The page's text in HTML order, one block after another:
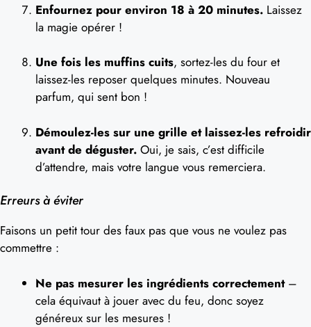
Enfournez pour environ 18 à 20 minutes. Laissez
la magie opérer !
Une fois les muffins cuits, sortez-les du four et
laissez-les reposer quelques minutes. Nouveau
parfum, qui sent bon !
Démoulez-les sur une grille et laissez-les refroidir
avant de déguster. Oui, je sais, c’est difficile
d’attendre, mais votre langue vous remerciera.
Erreurs à éviter
Faisons un petit tour des faux pas que vous ne voulez pas
commettre :
Ne pas mesurer les ingrédients correctement–
cela équivaut à jouer avec du feu, donc soyez
généreux sur les mesures !